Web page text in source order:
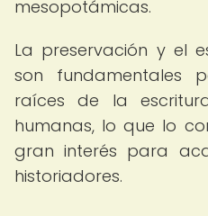
mesopotámicas.
La preservación y el
son fundamentales
raíces de la
humanas, lo que lo
gran interés para
historiadores.